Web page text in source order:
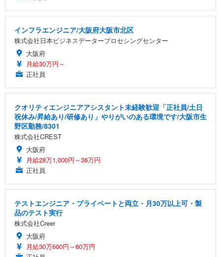
インフラエンジニア/大阪府大阪市北区
株式会社日本ビジネスデータープロセシングセンター
大阪府
月給30万円～
正社員
クオリティエンジニアアシスタント未経験歓迎「正社員/土日
祝休み/昇給あり/研修あり」やりがいのある環境です/大阪市生
野区勤務/8301
株式会社CREST
大阪府
月給28万1,000円～36万円
正社員
テストエンジニア・プライベートと両立・月30万以上可・製
品のテスト実行
株式会社Creer
大阪府
月給30万600円～60万円